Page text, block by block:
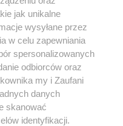
jak unikalne
wysyłane przez
w celu zapewniania
spersonalizowanych
odbiorców oraz
my i Zaufani
danych
skanować
identyfikacji.